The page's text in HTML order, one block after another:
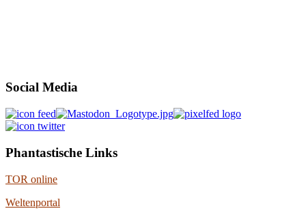
Social Media
Phantastische Links
TOR online
Weltenportal